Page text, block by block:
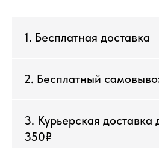
1. Бесплатная доставка
2. Бесплатный
3. Курьерская доставка
350₽